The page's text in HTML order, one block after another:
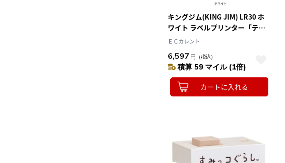
キングジム(KING JIM) LR30 ホ
ワイト ラベルプリンター「テプ
ラ」Lite スマホ専用ラベルプリ
ＥＣカレント
6,597 円 （税込）
積算 59 マイル (1倍)
カートに入れる